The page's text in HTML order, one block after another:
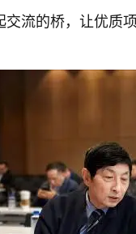
流的桥，让优质